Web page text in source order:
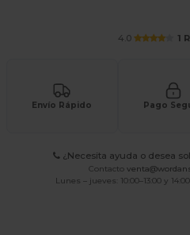
4.0 1
Envío Rápido Pago
¿Necesita ayuda o desea
Contacto
Lunes – jueves: 10:00–13:00 y